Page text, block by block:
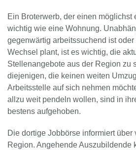
Ein Broterwerb, der einen möglichst
wichtig wie eine Wohnung.
gegenwärtig arbeitssuchend ist
Wechsel plant, ist es wichtig, die
Stellenangebote aus der Region zu
diejenigen, die keinen weiten
Arbeitsstelle auf sich nehmen
allzu weit pendeln wollen, sind in
bestens aufgehoben.
Die dortige Jobbörse informiert über
Region. Angehende Auszubildende